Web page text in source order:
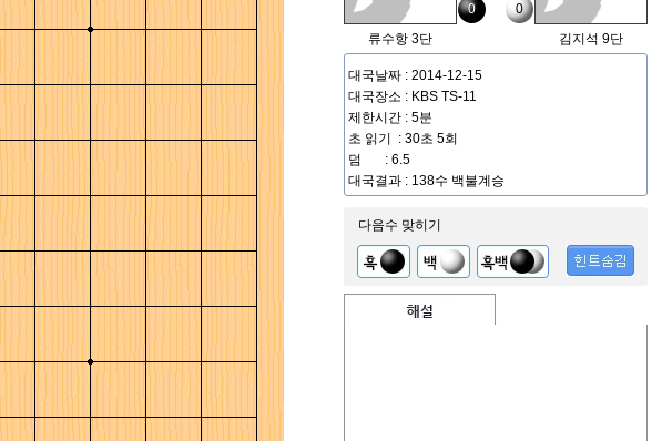
0
0
류수항 3단
김지석 9단
대국날짜 : 2014-12-15
대국장소 : KBS TS-11
제한시간 : 5분
초 읽기 : 30초 5회
덤 : 6.5
대국결과 : 138수 백불계승
다음수 맞히기